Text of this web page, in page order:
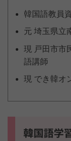
韓国語教員
元 埼玉県立
現 戸田市市
語講師
現 でき韓オ
韓国語学